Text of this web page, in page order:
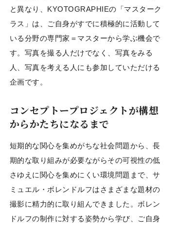
と異なり、KYOTOGRAPHIEの「マスターク
ラス」は、ご自身がすでに積極的に活動して
いる分野の専門家＝マスターから学ぶ機会で
す。写真を撮る人だけでなく、写真をみる
人、写真を考える人にも参加していただける
企画です。
コンセプトープロジェクトが構想
からかたちになるまで
短期的な関心を集めがちな社会問題から、長
期的な取り組みが必要ながらその可視性の低
さゆえに関心を集めにくい環境問題まで、サ
ミュエル・ボレンドルフはさまざまな題材の
撮影に精力的に取り組んできました。ボレン
ドルフの制作に対する姿勢から学び、ご自身